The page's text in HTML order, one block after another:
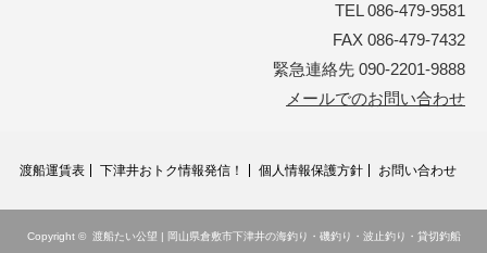
TEL 086-479-9581
FAX 086-479-7432
緊急連絡先 090-2201-9888
メールでのお問い合わせ
渡船運賃表 下津井おトク情報発信！ 個人情報保護方針 お問い合わせ
Copyright © 渡船たい公望 | 岡山県倉敷市下津井の海釣り・磯釣り・波止釣り・貸切釣船